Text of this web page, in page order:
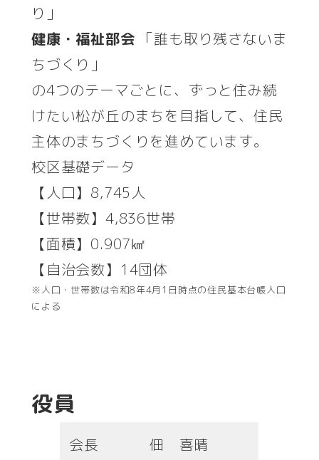
り」
健康・福祉部会 「誰も取り残さないま
ちづくり」
の4つのテーマごとに、ずっと住み続
けたい松が丘のまちを目指して、住民
主体のまちづくりを進めています。
校区基礎データ
【人口】8,745人
【世帯数】4,836世帯
【面積】0.907㎢
【自治会数】14団体
※人口・世帯数は令和8年4月1日時点の住民基本台帳人口
による
役員
会長 佃 喜晴